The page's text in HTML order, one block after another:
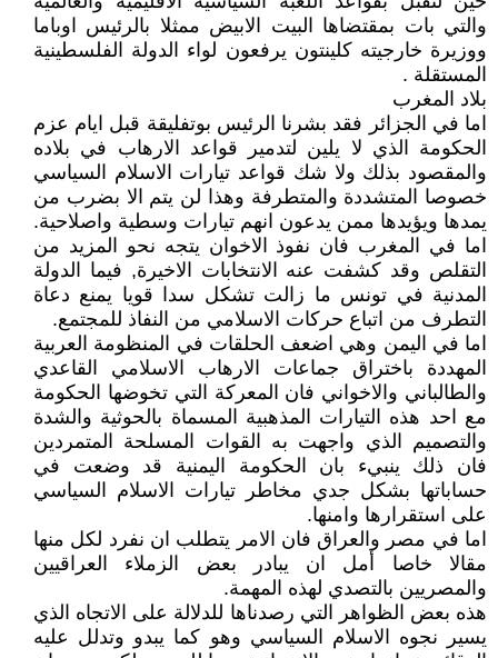
والتي بات بمقتضاها البيت الابيض ممثلا بالرئيس اوباما
ووزيرة خارجيته كلينتون يرفعون لواء الدولة الفلسطينية
المستقلة .
بلاد المغرب
اما في الجزائر فقد بشرنا الرئيس بوتفليقة قبل ايام عزم
الحكومة الذي لا يلين لتدمير قواعد الارهاب في بلاده
والمقصود بذلك ولا شك قواعد تيارات الاسلام السياسي
خصوصا المتشددة والمتطرفة وهذا لن يتم الا بضرب من
يمدها ويؤيدها ممن يدعون انهم تيارات وسطية واصلاحية.
اما في المغرب فان نفوذ الاخوان يتجه نحو المزيد من
التقلص وقد كشفت عنه الانتخابات الاخيرة, فيما الدولة
المدنية في تونس ما زالت تشكل سدا قويا يمنع دعاة
التطرف من اتباع حركات الاسلامي من النفاذ للمجتمع.
اما في اليمن وهي اضعف الحلقات في المنظومة العربية
المهددة باختراق جماعات الارهاب الاسلامي القاعدي
والطالباني والاخواني فان المعركة التي تخوضها الحكومة
مع احد هذه التيارات المذهبية المسماة بالحوثية والشدة
والتصميم الذي واجهت به القوات المسلحة المتمردين
فان ذلك ينبيء بان الحكومة اليمنية قد وضعت في
حساباتها بشكل جدي مخاطر تيارات الاسلام السياسي
على استقرارها وامنها.
اما في مصر والعراق فان الامر يتطلب ان نفرد لكل منها
مقالا خاصا أمل ان يبادر بعض الزملاء العراقيين
والمصريين بالتصدي لهذه المهمة.
هذه بعض الظواهر التي رصدناها للدلالة على الاتجاه الذي
يسير نجوه الاسلام السياسي وهو كما يبدو وتدلل عليه